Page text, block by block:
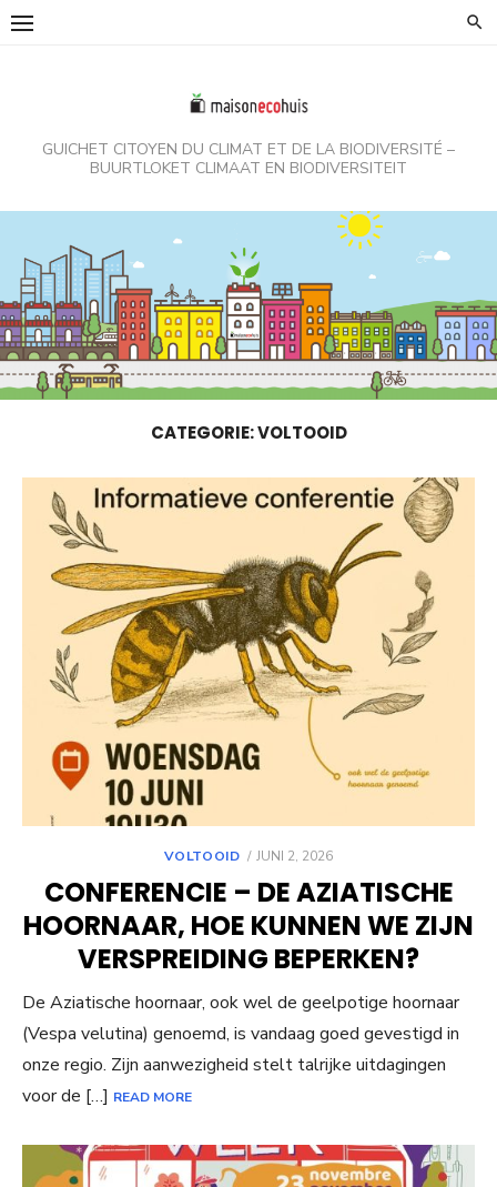
Skip
GUICHET CITOYEN DU CLIMAT ET DE LA BIODIVERSITÉ –
BUURTLOKET CLIMAAT EN BIODIVERSITEIT
CATEGORIE:VOLTOOID
VOLTOOID
POSTED
JUNI 2, 2026
CONFERENCIE – DE AZIATISCHE
HOORNAAR, HOE KUNNEN WE ZIJN
VERSPREIDING BEPERKEN?
De Aziatische hoornaar, ook wel de geelpotige hoornaar
(Vespa velutina) genoemd, is vandaag goed gevestigd in
onze regio. Zijn aanwezigheid stelt talrijke uitdagingen
voor de […] READ MORE